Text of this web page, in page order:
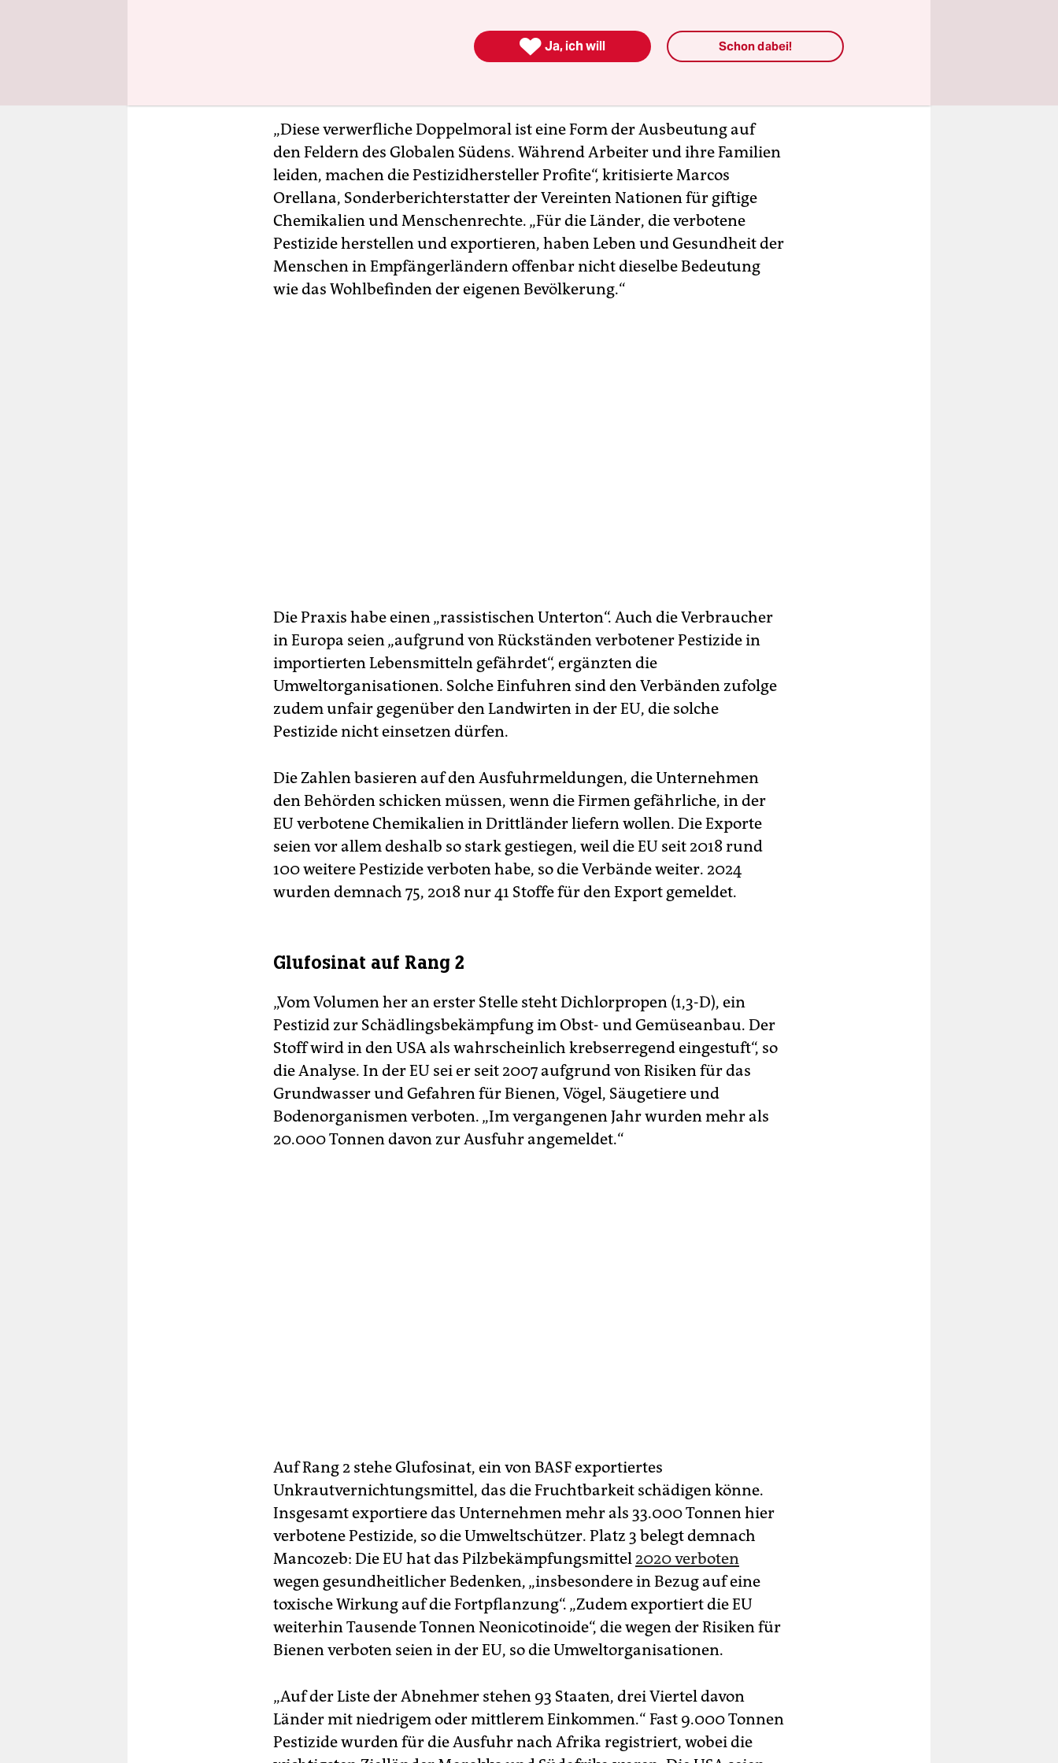
größten Anteil, das meiste von dem Ludwigshafener Konzern BASF. Die
EU habe die Pestizide vor allem in Länder mit niedrigem oder
„Diese verwerfliche Doppelmoral ist eine Form der Ausbeutung auf
den Feldern des Globalen Südens. Während Arbeiter und ihre Familien
leiden, machen die Pestizidhersteller Profite“, kritisierte Marcos
Orellana, Sonderberichterstatter der Vereinten Nationen für giftige
Chemikalien und Menschenrechte. „Für die Länder, die verbotene
Pestizide herstellen und exportieren, haben Leben und Gesundheit der
Menschen in Empfängerländern offenbar nicht dieselbe Bedeutung
wie das Wohlbefinden der eigenen Bevölkerung.“
Die Praxis habe einen „rassistischen Unterton“. Auch die Verbraucher
in Europa seien „aufgrund von Rückständen verbotener Pestizide in
importierten Lebensmitteln gefährdet“, ergänzten die
Umweltorganisationen. Solche Einfuhren sind den Verbänden zufolge
zudem unfair gegenüber den Landwirten in der EU, die solche
Pestizide nicht einsetzen dürfen.
Die Zahlen basieren auf den Ausfuhrmeldungen, die Unternehmen
den Behörden schicken müssen, wenn die Firmen gefährliche, in der
EU verbotene Chemikalien in Drittländer liefern wollen. Die Exporte
seien vor allem deshalb so stark gestiegen, weil die EU seit 2018 rund
100 weitere Pestizide verboten habe, so die Verbände weiter. 2024
wurden demnach 75, 2018 nur 41 Stoffe für den Export gemeldet.
Glufosinat auf Rang 2
„Vom Volumen her an erster Stelle steht Dichlorpropen (1,3-D), ein
Pestizid zur Schädlingsbekämpfung im Obst- und Gemüseanbau. Der
Stoff wird in den USA als wahrscheinlich krebserregend eingestuft“, so
die Analyse. In der EU sei er seit 2007 aufgrund von Risiken für das
Grundwasser und Gefahren für Bienen, Vögel, Säugetiere und
Bodenorganismen verboten. „Im vergangenen Jahr wurden mehr als
20.000 Tonnen davon zur Ausfuhr angemeldet.“
Auf Rang 2 stehe Glufosinat, ein von BASF exportiertes
Unkrautvernichtungsmittel, das die Fruchtbarkeit schädigen könne.
Insgesamt exportiere das Unternehmen mehr als 33.000 Tonnen hier
verbotene Pestizide, so die Umweltschützer. Platz 3 belegt demnach
Mancozeb: Die EU hat das Pilzbekämpfungsmittel 2020 verboten
wegen gesundheitlicher Bedenken, „insbesondere in Bezug auf eine
toxische Wirkung auf die Fortpflanzung“. „Zudem exportiert die EU
weiterhin Tausende Tonnen Neonicotinoide“, die wegen der Risiken für
Bienen verboten seien in der EU, so die Umweltorganisationen.
„Auf der Liste der Abnehmer stehen 93 Staaten, drei Viertel davon
Länder mit niedrigem oder mittlerem Einkommen.“ Fast 9.000 Tonnen
Pestizide wurden für die Ausfuhr nach Afrika registriert, wobei die
 Ja, ich will Schon dabei!